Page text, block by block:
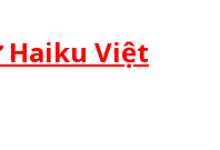
Việt